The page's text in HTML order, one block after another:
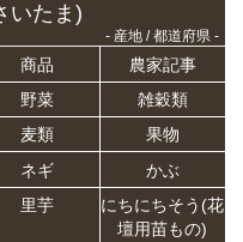
いたま)
- 産地 / 都道府県 -
商品
農家記事
野菜
雑穀類
麦類
果物
ネギ
かぶ
里芋
にちにちそう(花
壇用苗もの)